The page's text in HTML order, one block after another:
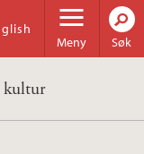
Meny
Søk
kultur